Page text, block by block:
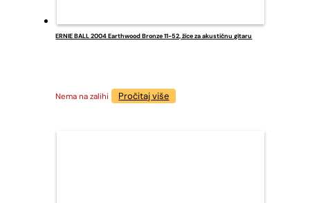
ERNIE BALL 2004 Earthwood Bronze 11-52, žice za akustičnu gitaru
Nema na zalihi Pročitaj više